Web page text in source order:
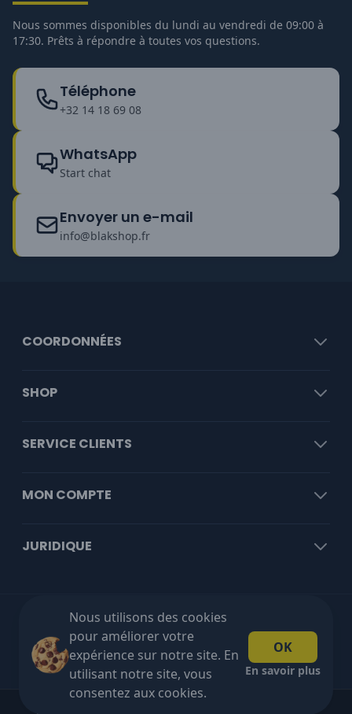
Nous utilisons des cookies
pour améliorer votre
expérience sur notre site. En
utilisant notre site, vous
consentez aux cookies.
OK
En savoir plus
Nous sommes disponibles du lundi au vendredi de 09:00 à
17:30. Prêts à répondre à toutes vos questions.
Téléphone
+32 14 18 69 08
WhatsApp
Start chat
Envoyer un e-mail
info@blakshop.fr
COORDONNÉES
SHOP
SERVICE CLIENTS
MON COMPTE
JURIDIQUE
Livraison gratuite à partir de €100 HT!